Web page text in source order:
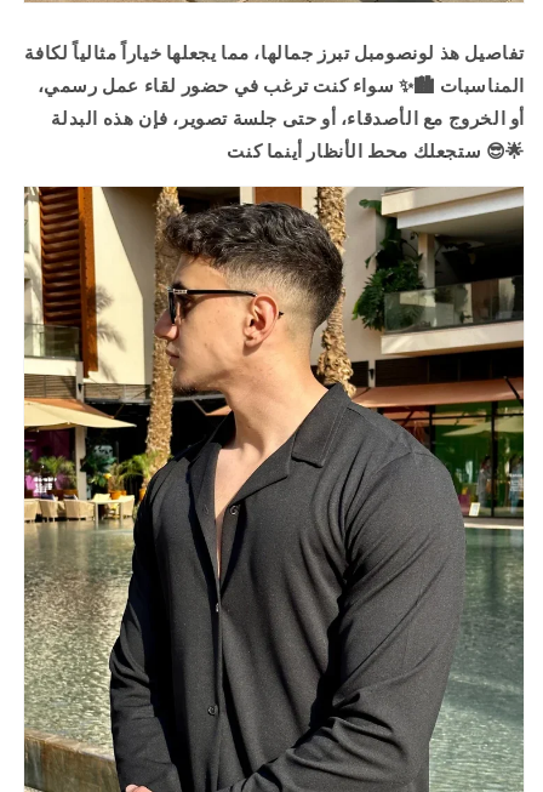
تفاصيل هذ لونصومبل تبرز جمالها، مما يجعلها خياراً مثالياً لكافة
المناسبات 🏙️✨ سواء كنت ترغب في حضور لقاء عمل رسمي،
أو الخروج مع الأصدقاء، أو حتى جلسة تصوير، فإن هذه البدلة
ستجعلك محط الأنظار أينما كنت 😎🌟